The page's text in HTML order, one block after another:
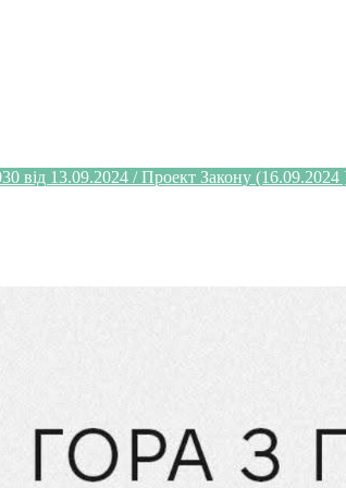
від 13.09.2024 / Проект Закону (16.09.2024